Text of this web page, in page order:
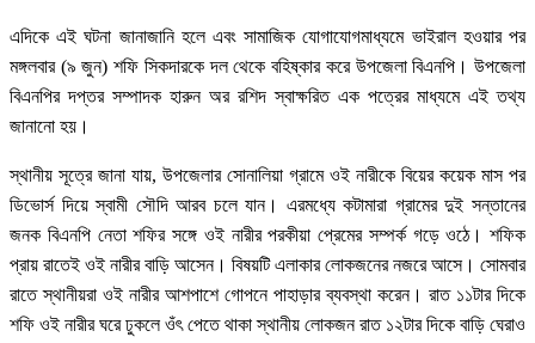
এদিকে এই ঘটনা জানাজানি হলে এবং সামাজিক যোগাযোগমাধ্যমে ভাইরাল হওয়ার পর
মঙ্গলবার (৯ জুন) শফি সিকদারকে দল থেকে বহিষ্কার করে উপজেলা বিএনপি। উপজেলা
বিএনপির দপ্তর সম্পাদক হারুন অর রশিদ স্বাক্ষরিত এক পত্রের মাধ্যমে এই তথ্য
জানানো হয়।
স্থানীয় সূত্রে জানা যায়, উপজেলার সোনালিয়া গ্রামে ওই নারীকে বিয়ের কয়েক মাস পর
ডিভোর্স দিয়ে স্বামী সৌদি আরব চলে যান। এরমধ্যে কটামারা গ্রামের দুই সন্তানের
জনক বিএনপি নেতা শফির সঙ্গে ওই নারীর পরকীয়া প্রেমের সম্পর্ক গড়ে ওঠে। শফিক
প্রায় রাতেই ওই নারীর বাড়ি আসেন। বিষয়টি এলাকার লোকজনের নজরে আসে। সোমবার
রাতে স্থানীয়রা ওই নারীর আশপাশে গোপনে পাহাড়ার ব্যবস্থা করেন। রাত ১১টার দিকে
শফি ওই নারীর ঘরে ঢুকলে ওঁৎ পেতে থাকা স্থানীয় লোকজন রাত ১২টার দিকে বাড়ি ঘেরাও